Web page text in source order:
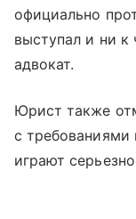
официально
выступал и ни к
адвокат.
Юрист также
с требованиями
играют